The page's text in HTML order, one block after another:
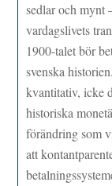
sedlar och mynt
vardagslivets
1900-talet bör
svenska
kvantitativ, icke
historiska
förändring som
att